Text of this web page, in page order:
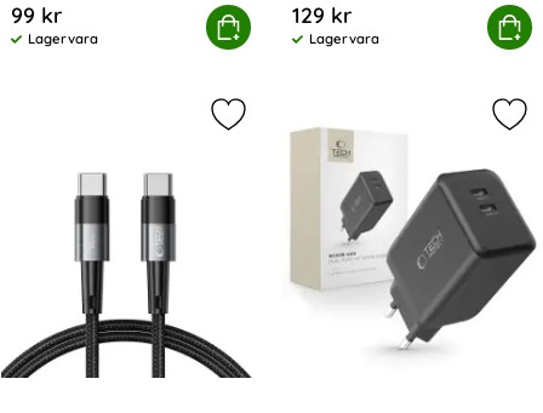
99 kr
Tillgänglighet:
Lagervara
Köp
Protect 0.5 m 66W/6A USB-C Kabel UltraBoost Grå
129 kr
Tillgänglighet:
Lagervara
Köp
Tech-Protect 2 m 60W/3A PD USB-
Markera tech-Protect 1 m 60W/3A